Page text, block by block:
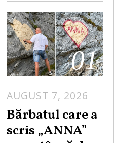
01
AUGUST 7, 2026
Bărbatul care a
scris „ANNA”